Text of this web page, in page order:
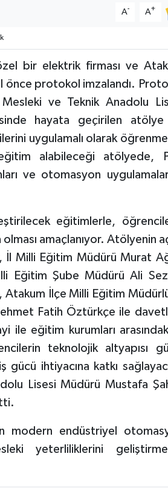
A- A+
bir elektrik firması ve
önce protokol imzalandı.
ve Teknik Anadolu
hayata geçirilen
uygulamalı olarak
alabileceği atölyede,
ve otomasyon
eğitimlerle,
amaçlanıyor. Atölyenin
İl Milli Eğitim Müdürü Murat
Eğitim Şube Müdürü Ali
Atakum İlçe Milli Eğitim
Fatih Öztürkçe ile
ile eğitim kurumları
teknolojik altyapısı
ihtiyacına katkı
Lisesi Müdürü Mustafa
modern endüstriyel
yeterliliklerini